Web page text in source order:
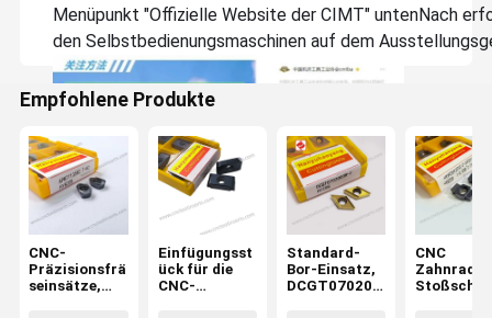
Menüpunkt "Offizielle Website der CIMT" untenNach
den Selbstbedienungsmaschinen auf dem
Empfohlene Produkte
CNC-
Präzisionsfrä
seinsätze,
Einfügungsst
ück für die
CNC-
Standard-
Bor-Einsatz,
DCGT070200
CNC
Zahnrad-